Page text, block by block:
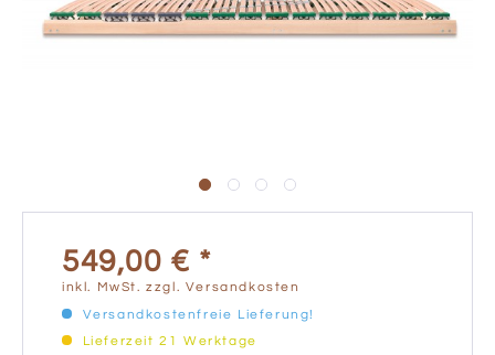
549,00 € *
inkl. MwSt.zzgl. Versandkosten
Versandkostenfreie Lieferung!
Lieferzeit 21 Werktage